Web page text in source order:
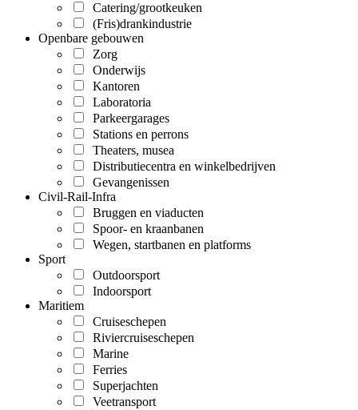
Catering/grootkeuken
(Fris)drankindustrie
Openbare gebouwen
Zorg
Onderwijs
Kantoren
Laboratoria
Parkeergarages
Stations en perrons
Theaters, musea
Distributiecentra en winkelbedrijven
Gevangenissen
Civil-Rail-Infra
Bruggen en viaducten
Spoor- en kraanbanen
Wegen, startbanen en platforms
Sport
Outdoorsport
Indoorsport
Maritiem
Cruiseschepen
Riviercruiseschepen
Marine
Ferries
Superjachten
Veetransport